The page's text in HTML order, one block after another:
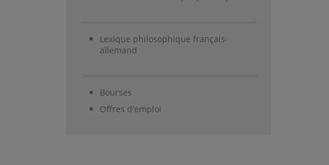
Lexique philosophique français-
allemand
Bourses
Offres d'emploi